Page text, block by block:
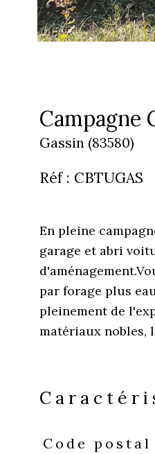
Campagne
Gassin (83580)
Réf : CBTUGAS
En pleine
garage et abri
par forage plus
pleinement de
matériaux nobles,
Caractéristiques
Code postal